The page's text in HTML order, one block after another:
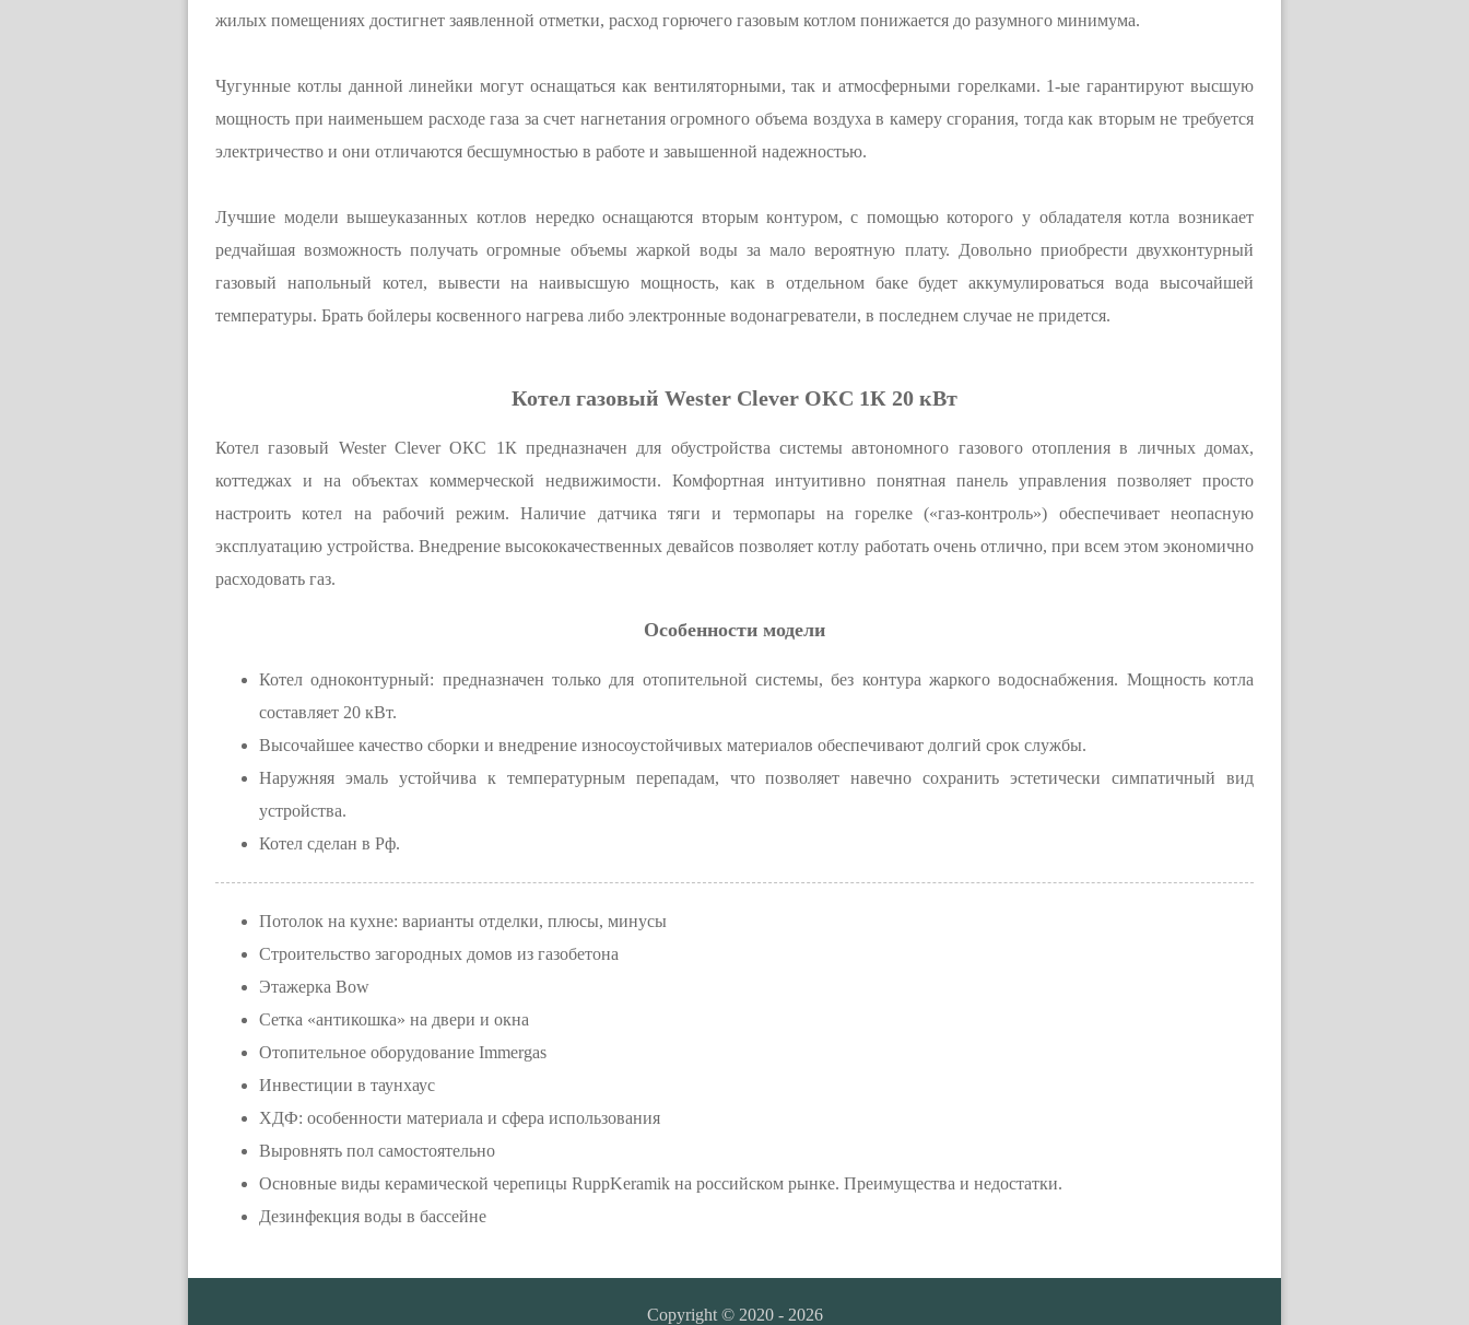
жилых помещениях достигнет заявленной отметки, расход горючего газовым котлом понижается до разумного минимума.
Чугунные котлы данной линейки могут оснащаться как вентиляторными, так и атмосферными горелками. 1-ые гарантируют высшую
мощность при наименьшем расходе газа за счет нагнетания огромного объема воздуха в камеру сгорания, тогда как вторым не требуется
электричество и они отличаются бесшумностью в работе и завышенной надежностью.
Лучшие модели вышеуказанных котлов нередко оснащаются вторым контуром, с помощью которого у обладателя котла возникает
редчайшая возможность получать огромные объемы жаркой воды за мало вероятную плату. Довольно приобрести двухконтурный
газовый напольный котел, вывести на наивысшую мощность, как в отдельном баке будет аккумулироваться вода высочайшей
температуры. Брать бойлеры косвенного нагрева либо электронные водонагреватели, в последнем случае не придется.
Котел газовый Wester Clever ОКС 1К 20 кВт
Котел газовый Wester Clever ОКС 1К предназначен для обустройства системы автономного газового отопления в личных домах,
коттеджах и на объектах коммерческой недвижимости. Комфортная интуитивно понятная панель управления позволяет просто
настроить котел на рабочий режим. Наличие датчика тяги и термопары на горелке («газ-контроль») обеспечивает неопасную
эксплуатацию устройства. Внедрение высококачественных девайсов позволяет котлу работать очень отлично, при всем этом экономично
расходовать газ.
Особенности модели
Котел одноконтурный: предназначен только для отопительной системы, без контура жаркого водоснабжения. Мощность котла
составляет 20 кВт.
Высочайшее качество сборки и внедрение износоустойчивых материалов обеспечивают долгий срок службы.
Наружняя эмаль устойчива к температурным перепадам, что позволяет навечно сохранить эстетически симпатичный вид
устройства.
Котел сделан в Рф.
Потолок на кухне: варианты отделки, плюсы, минусы
Строительство загородных домов из газобетона
Этажерка Bow
Сетка «антикошка» на двери и окна
Отопительное оборудование Immergas
Инвестиции в таунхаус
ХДФ: особенности материала и сфера использования
Выровнять пол самостоятельно
Основные виды керамической черепицы RuppKeramik на российском рынке. Преимущества и недостатки.
Дезинфекция воды в бассейне
Copyright © 2020 - 2026